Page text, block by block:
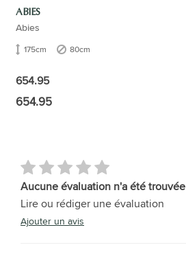
ABIES
Abies
175cm 80cm
654.95
654.95
Aucune évaluation n'a été trouvée
Lire ou rédiger une évaluation
Ajouter un avis